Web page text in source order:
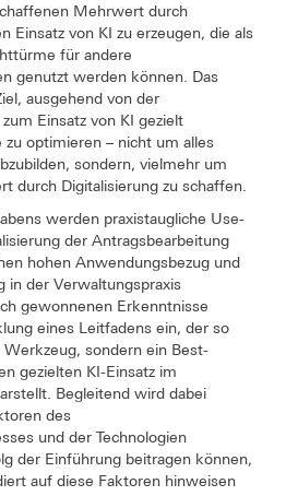
Mehrwert durch
Einsatz von KI zu erzeugen, die als
für andere
genutzt werden können. Das
ausgehend von der
Einsatz von KI gezielt
zu optimieren – nicht um alles
sondern, vielmehr um
durch Digitalisierung zu schaffen.
werden praxistaugliche Use-
der Antragsbearbeitung
hohen Anwendungsbezug und
in der Verwaltungspraxis
gewonnenen Erkenntnisse
eines Leitfadens ein, der so
sondern ein Best-
gezielten KI-Einsatz im
Begleitend wird dabei
des
und der Technologien
der Einführung beitragen können,
auf diese Faktoren hinweisen